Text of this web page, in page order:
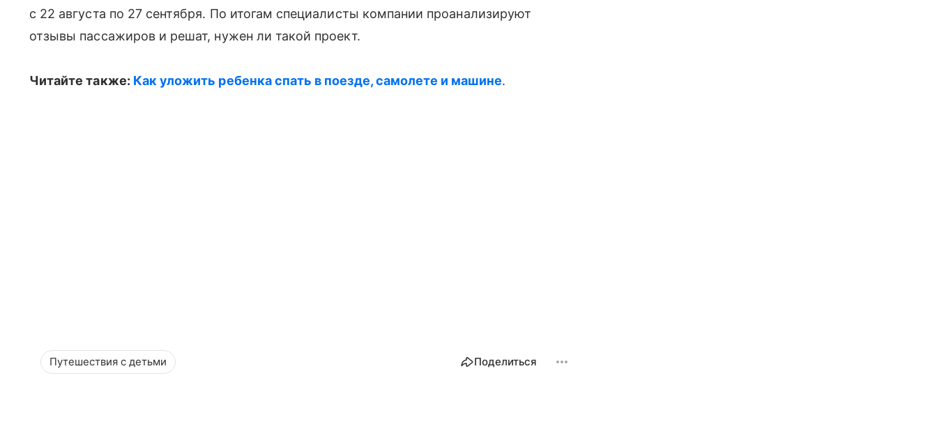
с 22 августа по 27 сентября. По итогам специалисты компании проанализируют
отзывы пассажиров и решат, нужен ли такой проект.
Читайте также: Как уложить ребенка спать в поезде, самолете и машине.
Путешествия с детьми Поделиться